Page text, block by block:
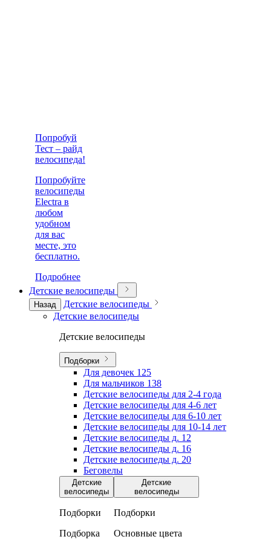
Попробуй
Тест – райд
велосипеда!
Попробуйте
велосипеды
Electra в
любом
удобном
для вас
месте, это
бесплатно.
Подробнее
Детские велосипеды
Назад
Детские велосипеды
Детские велосипеды
Детские велосипеды
Подборки
Для девочек 125
Для мальчиков 138
Детские велосипеды для 2-4 года
Детские велосипеды для 4-6 лет
Детские велосипеды для 6-10 лет
Детские велосипеды для 10-14 лет
Детские велосипеды д. 12
Детские велосипеды д. 16
Детские велосипеды д. 20
Беговелы
Детские
велосипеды
Подборки
Подборка
Детские
велосипеды
Подборки
Основные цвета